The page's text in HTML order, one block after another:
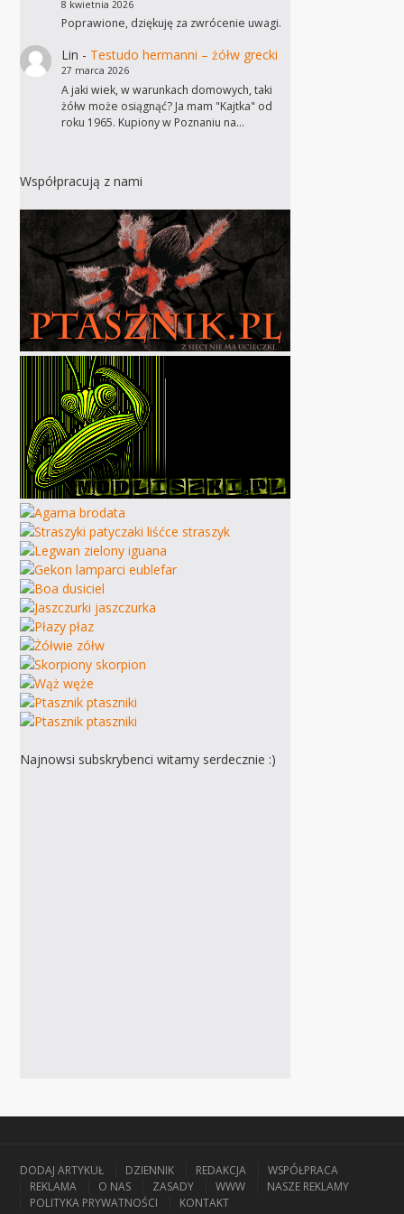
8 kwietnia 2026
Poprawione, dziękuję za zwrócenie uwagi.
Lin - Testudo hermanni – żółw grecki
27 marca 2026
A jaki wiek, w warunkach domowych, taki
żółw może osiągnąć? Ja mam "Kajtka" od
roku 1965. Kupiony w Poznaniu na…
Współpracują z nami
Najnowsi subskrybenci witamy serdecznie :)
DODAJ ARTYKUŁ DZIENNIK REDAKCJA
WSPÓŁPRACA
REKLAMA
O NAS ZASADY WWW
NASZE REKLAMY
POLITYKA PRYWATNOŚCI
KONTAKT